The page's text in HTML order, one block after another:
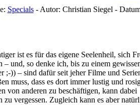
Specials- Autor: Christian Siegel -
ist es für das eigene Seelenheil, sich
und, so denke ich, bis zu einem
)) – sind dafür seit jeher Filme und
muss, dass es dort immer lustig und
von anderen zu beschäftigen, kann dabei
vergessen. Zugleich kann es aber